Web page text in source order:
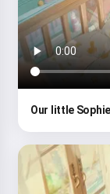
Our little Sophie